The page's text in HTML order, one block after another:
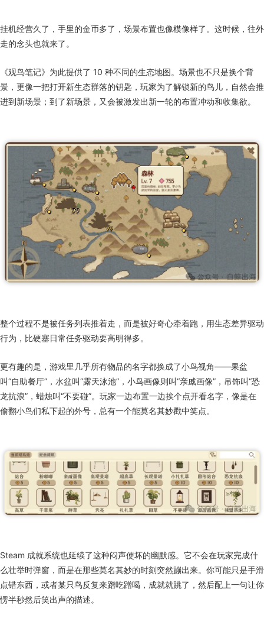
挂机经营久了，手里的金币多了，场景布置也像模像样了。这时候，往外
走的念头也就来了。
《观鸟笔记》为此提供了 10 种不同的生态地图。场景也不只是换个背
景，更像一把打开新生态群落的钥匙，玩家为了解锁新的鸟儿，自然会推
进到新场景；到了新场景，又会被激发出新一轮的布置冲动和收集欲。
整个过程不是被任务列表推着走，而是被好奇心牵着跑，用生态差异驱动
行为，比硬塞日常任务驱动要高明得多。
更有趣的是，游戏里几乎所有物品的名字都换成了小鸟视角——果盆
叫“自助餐厅”，水盆叫“露天泳池”，小鸟画像则叫“亲戚画像”，吊饰叫“恐
龙抗浪”，蜡烛叫“不要碰”。玩家一边布置一边挨个点开看名字，像是在
偷翻小鸟们私下起的外号，总有一个能莫名其妙戳中笑点。
Steam 成就系统也延续了这种闷声使坏的幽默感。它不会在玩家完成什
么壮举时弹窗，而是在那些莫名其妙的时刻突然蹦出来。你可能只是手滑
点错东西，或者某只鸟反复来蹭吃蹭喝，成就就跳了，然后配上一句让你
愣半秒然后笑出声的描述。